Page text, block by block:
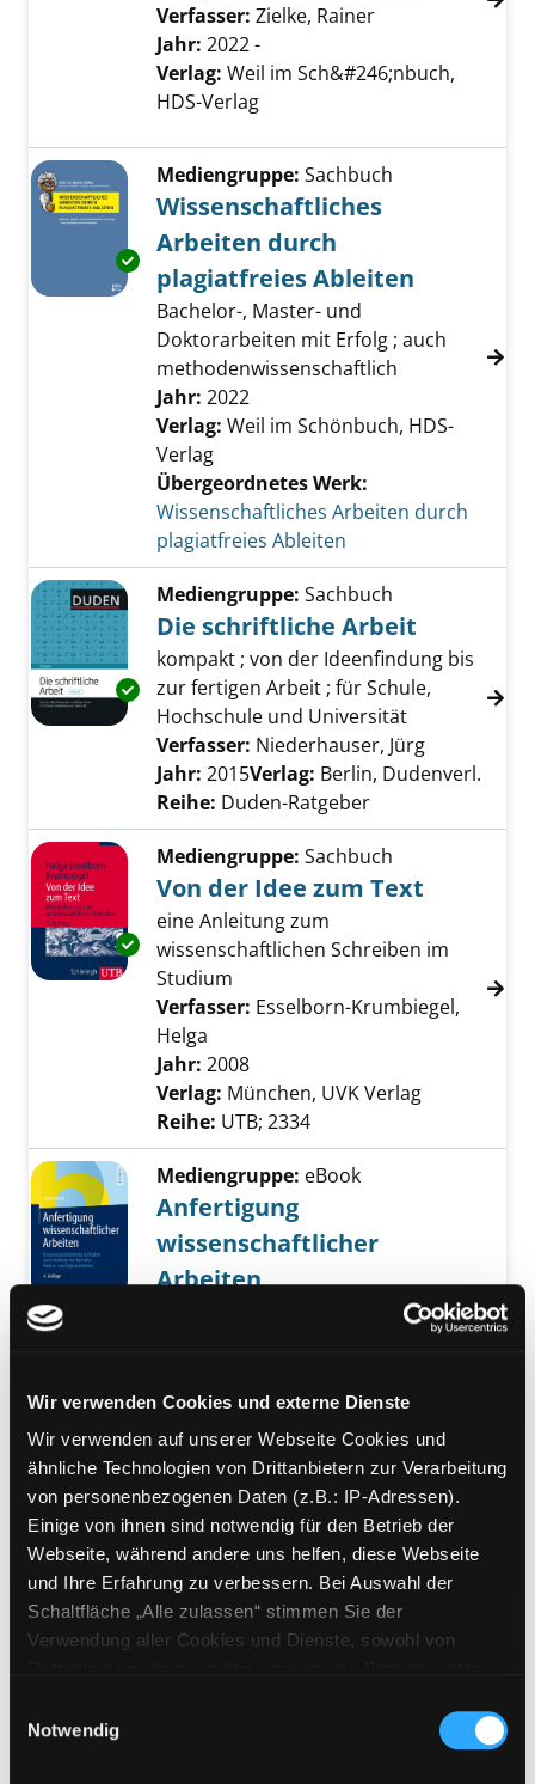
Wir verwenden Cookies und externe Dienste
Wir verwenden auf unserer Webseite Cookies und
ähnliche Technologien von Drittanbietern zur Verarbeitung
von personenbezogenen Daten (z.B.: IP-Adressen).
Einige von ihnen sind notwendig für den Betrieb der
Webseite, während andere uns helfen, diese Webseite
und Ihre Erfahrung zu verbessern. Bei Auswahl der
Schaltfläche „Alle zulassen“ stimmen Sie der
Verwendung aller Cookies und Dienste, sowohl von
Cookies von Drittanbietern, eine Verarbeitung in
unsicheren Drittländern (Länder außerhalb des EWR
Notwendig
Verfasser: Zielke, Rainer
Jahr: 2022 -
Verlag: Weil im Sch&#246;nbuch,
HDS-Verlag
Exemplar-Details von Wissenschaftliches
Mediengruppe: Sachbuch
Wissenschaftliches
Arbeiten durch
plagiatfreies Ableiten
Bachelor-, Master- und
Doktorarbeiten mit Erfolg ; auch
methodenwissenschaftlich
Suche nach diesem Verfasser
Jahr: 2022
Verlag: Weil im Schönbuch, HDS-
Verlag
Übergeordnetes Werk:
Wissenschaftliches Arbeiten durch
plagiatfreies Ableiten
Exemplar-Details von Die schriftliche Arbeit
Mediengruppe: Sachbuch
Die schriftliche Arbeit
kompakt ; von der Ideenfindung bis
zur fertigen Arbeit ; für Schule,
Hochschule und Universität
Verfasser: Niederhauser, Jürg
Jahr: 2015Verlag: Berlin, Dudenverl.
Reihe: Duden-Ratgeber
Exemplar-Details von Von der Idee zum Text
Mediengruppe: Sachbuch
Von der Idee zum Text
eine Anleitung zum
wissenschaftlichen Schreiben im
Studium
Verfasser: Esselborn-Krumbiegel,
Helga
Jahr: 2008
Verlag: München, UVK Verlag
Reihe: UTB; 2334
Mediengruppe: eBook
Anfertigung
wissenschaftlicher
Arbeiten
ein prozessorientierter Leitfaden
Verfasser:Brink, AlfredSuche nach
Jahr:
Verlag:
Wiesbaden, Gabler
Vorbestellbar:
Ja
Nein
Voraussichtlich entliehen bis:
Exemplar-Details von Anfertigung
Mediengruppe:Sachbuch
Anfertigung
wissenschaftlicher